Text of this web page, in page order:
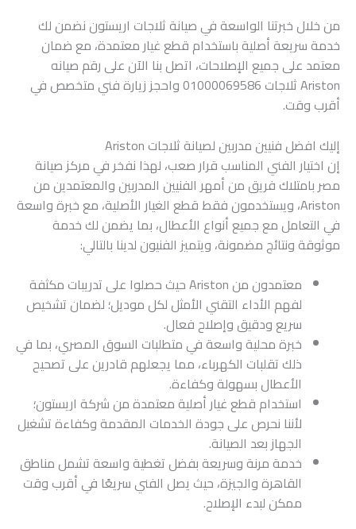
من خلال خبرتنا الواسعة في صيانة ثلاجات اريستون نضمن لك
خدمة سريعة أصلية باستخدام قطع غيار معتمدة، مع ضمان
معتمد على جميع الإصلاحات، اتصل بنا الآن على رقم صيانه
Ariston ثلاجات 01000069586 واحجز زيارة فني متخصص في
أقرب وقت.
إليك افضل فنيين مدربين لصيانة ثلاجات Ariston
إن اختيار الفني المناسب قرار صعب، لهذا نفخر في مركز صيانة
مصر بامتلاك فريق من أمهر الفنيين المدربين والمعتمدين من
Ariston، ويستخدمون فقط قطع الغيار الأصلية، مع خبرة واسعة
في التعامل مع جميع أنواع الأعطال، بما يضمن لك خدمة
موثوقة ونتائج مضمونة، ويتميز الفنيون لدينا بالتالي:
معتمدون من Ariston حيث حصلوا على تدريبات مكثفة
لفهم الأداء التقني الأمثل لكل موديل؛ لضمان تشخيص
سريع ودقيق وإصلاح فعال.
خبرة محلية واسعة في متطلبات السوق المصري، بما في
ذلك تقلبات الكهرباء، مما يجعلهم قادرين على تصحيح
الأعطال بسهولة وكفاءة.
استخدام قطع غيار أصلية معتمدة من شركة اريستون؛
لأننا نحرص على جودة الخدمات المقدمة وكفاءة تشغيل
الجهاز بعد الصيانة.
خدمة مرنة وسريعة بفضل تغطية واسعة تشمل مناطق
القاهرة والجيزة، حيث يصل الفني سريعًا في أقرب وقت
ممكن لبدء الإصلاح.